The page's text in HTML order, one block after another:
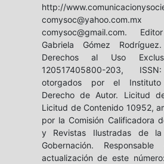
http://
comysoc@gmail.com.
Gabriela Gómez
Derechos al Uso
120517405800-203,
otorgados por el
Derecho de Autor. Licitud
Licitud de Contenido 10952,
por la Comisión Calificadora
y Revistas Ilustradas de
Gobernación.
actualización de este